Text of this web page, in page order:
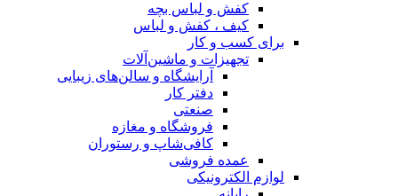
کفش و لباس بچه
کیف ، کفش و لباس
برای کسب و کار
تجهیزات و ماشین‌آلات
آرایشگاه و سالن‌های زیبایی
دفتر کار
صنعتی
فروشگاه و مغازه
کافی‌شاپ و رستوران
عمده فروشی
لوازم الکترونیکی